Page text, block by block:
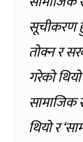
सूचीकरण
तोक्न र
गरेको
सामाजिक
थियो र